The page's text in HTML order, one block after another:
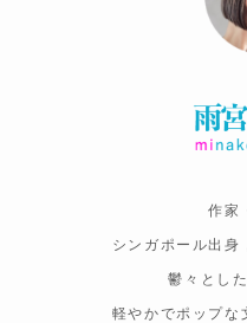
作家
シンガポール出身
鬱々とし
軽やかでポップな